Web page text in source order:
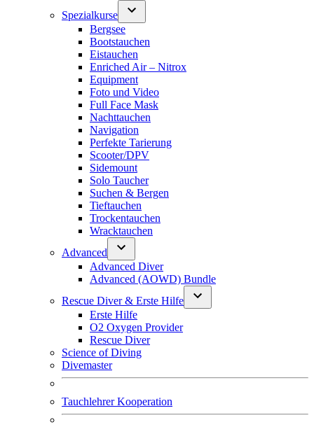
Spezialkurse
Bergsee
Bootstauchen
Eistauchen
Enriched Air – Nitrox
Equipment
Foto und Video
Full Face Mask
Nachttauchen
Navigation
Perfekte Tarierung
Scooter/DPV
Sidemount
Solo Taucher
Suchen & Bergen
Tieftauchen
Trockentauchen
Wracktauchen
Advanced
Advanced Diver
Advanced (AOWD) Bundle
Rescue Diver & Erste Hilfe
Erste Hilfe
O2 Oxygen Provider
Rescue Diver
Science of Diving
Divemaster
Tauchlehrer Kooperation